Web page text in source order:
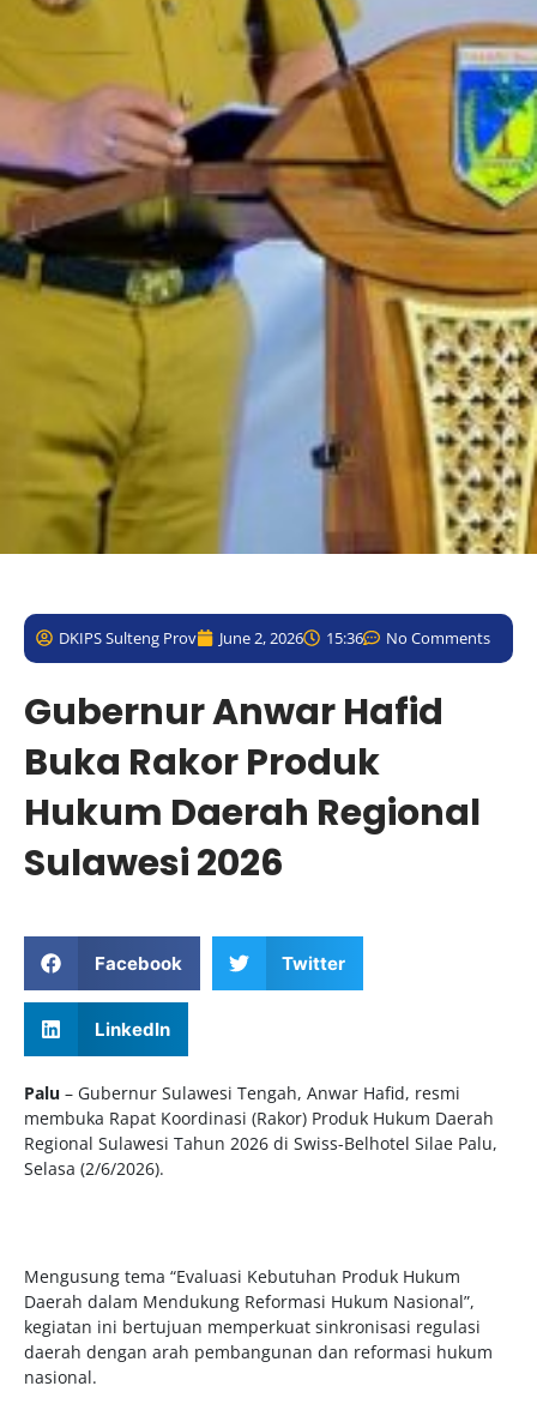
DKIPS Sulteng Prov June 2, 2026 15:36 No Comments
Gubernur Anwar Hafid
Buka Rakor Produk
Hukum Daerah Regional
Sulawesi 2026
Facebook Twitter
LinkedIn
Palu – Gubernur Sulawesi Tengah, Anwar Hafid, resmi
membuka Rapat Koordinasi (Rakor) Produk Hukum Daerah
Regional Sulawesi Tahun 2026 di Swiss-Belhotel Silae Palu,
Selasa (2/6/2026).
Mengusung tema “Evaluasi Kebutuhan Produk Hukum
Daerah dalam Mendukung Reformasi Hukum Nasional”,
kegiatan ini bertujuan memperkuat sinkronisasi regulasi
daerah dengan arah pembangunan dan reformasi hukum
nasional.